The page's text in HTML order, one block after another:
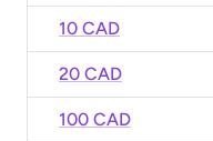
10 CAD
20 CAD
100 CAD